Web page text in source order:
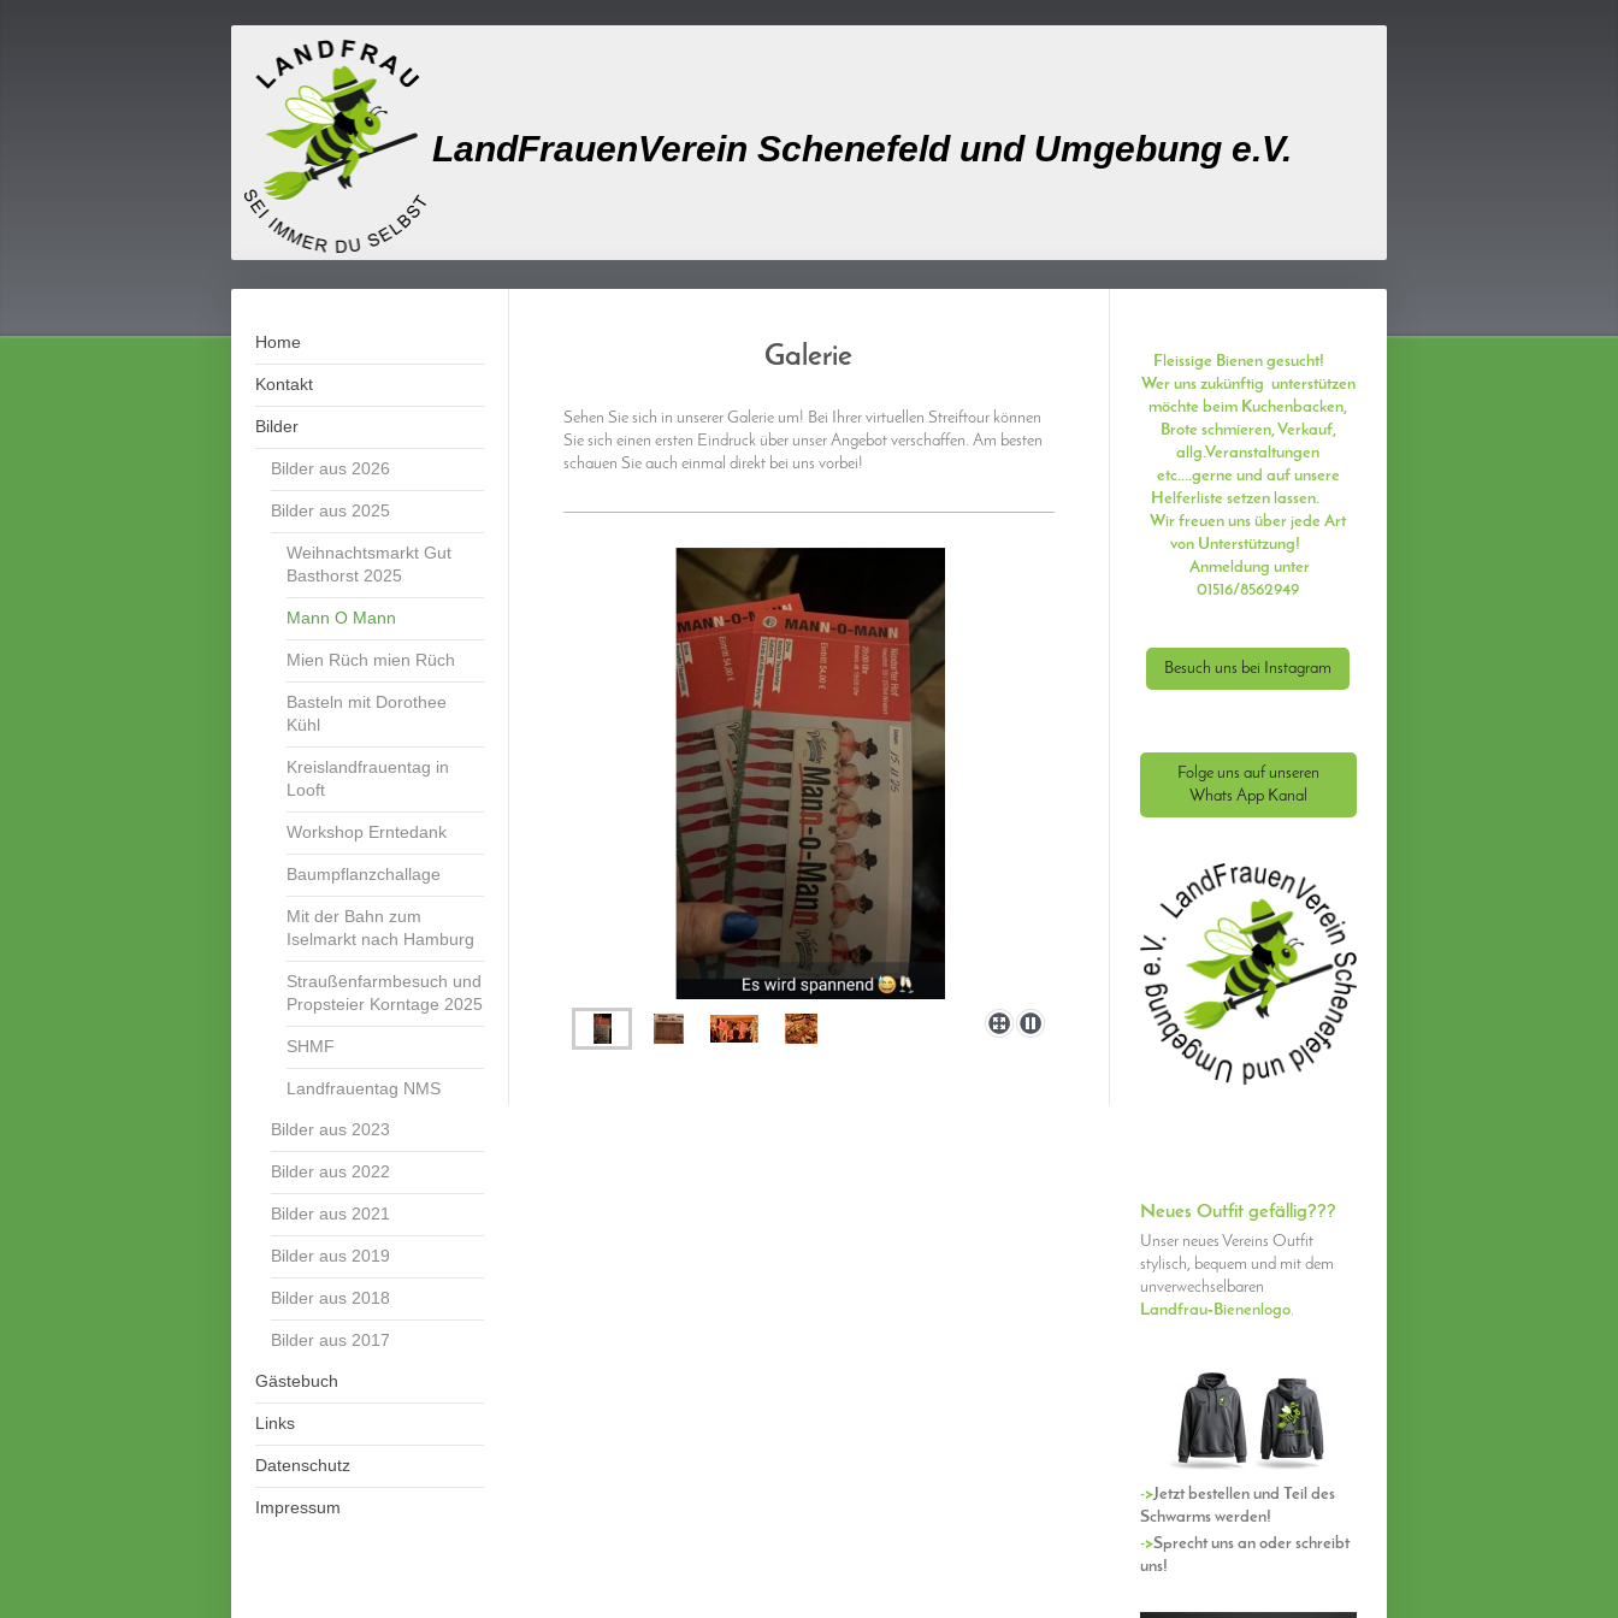
LandFrauenVerein Schenefeld und Umgebung e.V.
Home
Kontakt
Bilder
Bilder aus 2026
Bilder aus 2025
Weihnachtsmarkt Gut
Basthorst 2025
Mann O Mann
Mien Rüch mien Rüch
Basteln mit Dorothee
Kühl
Kreislandfrauentag in
Looft
Workshop Erntedank
Baumpflanzchallage
Mit der Bahn zum
Iselmarkt nach Hamburg
Straußenfarmbesuch und
Propsteier Korntage 2025
SHMF
Landfrauentag NMS
Bilder aus 2023
Bilder aus 2022
Bilder aus 2021
Bilder aus 2019
Bilder aus 2018
Bilder aus 2017
Gästebuch
Links
Datenschutz
Impressum
Galerie
Sehen Sie sich in unserer Galerie um! Bei Ihrer virtuellen Streiftour können
Sie sich einen ersten Eindruck über unser Angebot verschaffen. Am besten
schauen Sie auch einmal direkt bei uns vorbei!
Fleissige Bienen gesucht!
Wer uns zukünftig unterstützen
möchte beim Kuchenbacken,
Brote schmieren, Verkauf,
allg.Veranstaltungen
etc....gerne und auf unsere
Helferliste setzen lassen.
Wir freuen uns über jede Art
von Unterstützung!
Anmeldung unter
01516/8562949
Besuch uns bei Instagram
Folge uns auf unseren
Whats App Kanal
Neues Outfit gefällig???
Unser neues Vereins Outfit
stylisch, bequem und mit dem
unverwechselbaren
Landfrau‑Bienenlogo.
->Jetzt bestellen und Teil des
Schwarms werden!
->Sprecht uns an oder schreibt
uns!